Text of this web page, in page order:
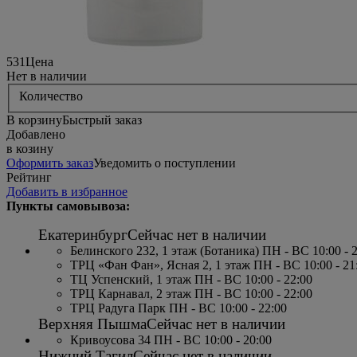
531Цена
Нет в наличии
Количество
В корзинуБыстрый заказ
Добавлено
в козину
Оформить заказУведомить о поступлении
Рейтинг
Добавить в избранное
Пункты самовывоза:
ЕкатеринбургСейчас нет в наличии
Белинского 232, 1 этаж (Ботаника) ПН - ВС 10:00 -
ТРЦ «Фан Фан», Ясная 2, 1 этаж ПН - ВС 10:00 -
ТЦ Успенский, 1 этаж ПН - ВС 10:00 - 22:00
ТРЦ Карнавал, 2 этаж ПН - ВС 10:00 - 22:00
ТРЦ Радуга Парк ПН - ВС 10:00 - 22:00
Верхняя ПышмаСейчас нет в наличии
Кривоусова 34 ПН - ВС 10:00 - 20:00